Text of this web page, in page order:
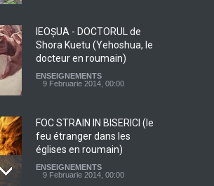
IEOŞUA - DOCTORUL de
Shora Kuetu (Yehoshua, le
docteur en roumain)
ENSEIGNEMENTS
9 Februarie 2014, 00:00
FOC STRAIN IN BISERICI (le
feu étranger dans les
églises en roumain)
ENSEIGNEMENTS
9 Februarie 2014, 00:00